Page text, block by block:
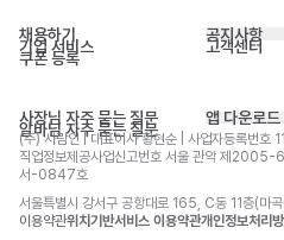
채용하기
기업 서비스
쿠폰 등록
공지사항
고객센터
사장님 자주 묻는 질문
알바님 자주 묻는 질문
앱 다운로드
(주) 사람인 | 대표이사 황현순 | 사업자등록번
직업정보제공사업신고번호 서울 관악 제
서-0847호
서울특별시 강서구 공항대로 165, C동 11층(
이용약관위치기반서비스 이용약관개인정보처리